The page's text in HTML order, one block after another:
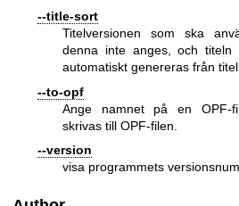
--title-sort
Titelversionen som ska
denna inte anges, och titeln
automatiskt genereras från
--to-opf
Ange namnet på en OPF-
skrivas till OPF-filen.
--version
visa programmets